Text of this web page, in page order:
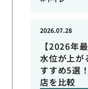
【2026年
水位が上が
すすめ5選
店を比較
2026.07.28